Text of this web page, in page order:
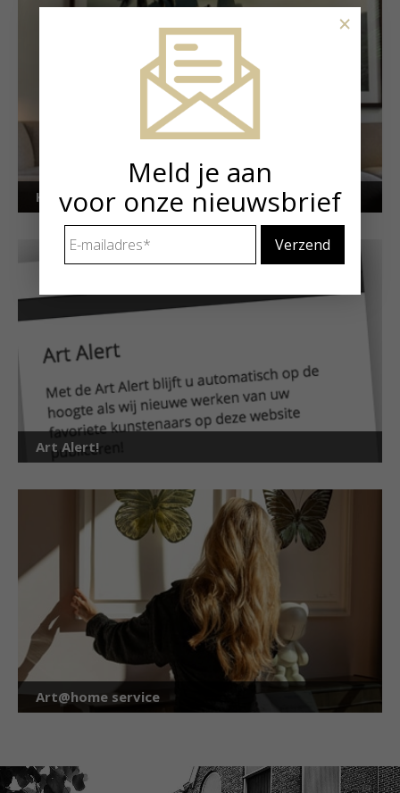
Kunstuitleen voor particulieren
Art Alert!
Art@home service
Meld je aan
voor onze nieuwsbrief
mailadres *
×